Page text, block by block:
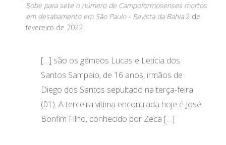
Sobe para sete o número de Campoformosenses mortos
em desabamento em São Paulo - Revista da Bahia 2 de
fevereiro de 2022
[…] são os gêmeos Lucas e Letícia dos
Santos Sampaio, de 16 anos, irmãos de
Diego dos Santos sepultado na terça-feira
(01). A terceira vítima encontrada hoje é José
Bonfim Filho, conhecido por Zeca […]